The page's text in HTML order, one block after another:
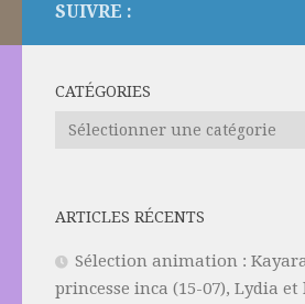
SUIVRE :
CATÉGORIES
Catégories
ARTICLES RÉCENTS
Sélection animation :
princesse inca (15-07), Lydia et